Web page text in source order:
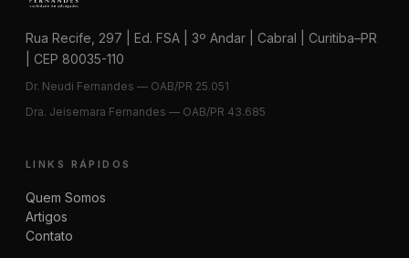
Rua Recife, 297 | Ed. FSA | 3º Andar | Cabral | Curitiba–PR
| CEP 80035-110
Dr. Neudi Fernandes — OAB/PR 25.051
Dra. Jeisemara Fernandes — OAB/PR 43.685
LINKS RÁPIDOS
Quem Somos
Artigos
Contato